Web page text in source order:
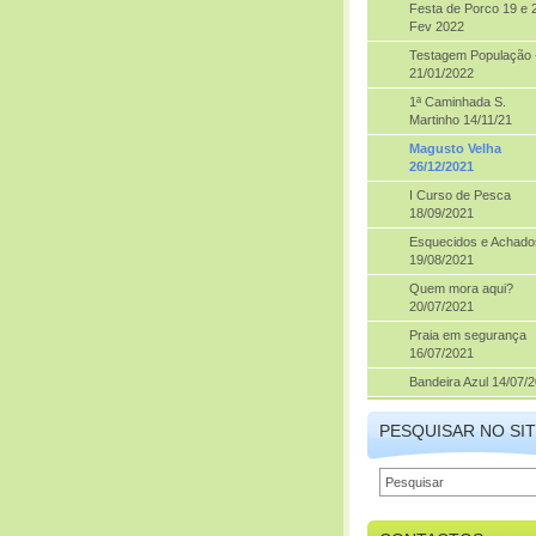
Festa de Porco 19 e
Fev 2022
Testagem População
21/01/2022
1ª Caminhada S.
Martinho 14/11/21
Magusto Velha
26/12/2021
I Curso de Pesca
18/09/2021
Esquecidos e
19/08/2021
Quem mora aqui?
20/07/2021
Praia em segurança
16/07/2021
Bandeira Azul 14/07/
PESQUISAR NO